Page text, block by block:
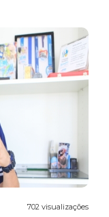
702 visualizações